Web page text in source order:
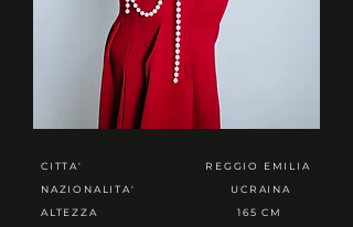
CITTA'
NAZIONALITA'
ALTEZZA
REGGIO EMILIA
UCRAINA
165 CM